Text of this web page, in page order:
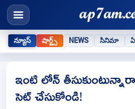
న్యూస్ షార్ట్స్ NEWS సినిమా
ఇంటి లోన్
సెట్ చేసుకోండి!